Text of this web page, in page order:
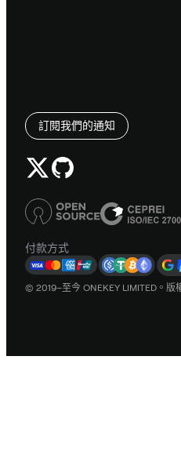
訂閱我們的通知
付款方式
© 2019–至今 ONEKEY LIMITED。版